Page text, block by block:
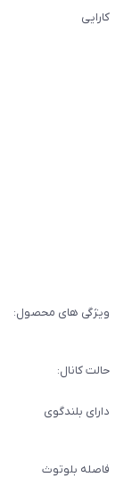
کارایی
ویژگی های محصول:
حالت کانال:
دارای بلندگوی
فاصله بلوتوث